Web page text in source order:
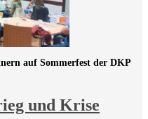
und Krise
auf Sommerfest der DKP